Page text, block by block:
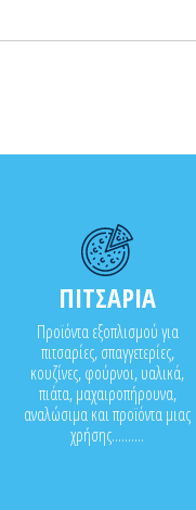
ΠΙΤΣΑΡΙΑ
Προϊόντα εξοπλισμού για
πιτσαρίες, σπαγγετερίες,
κουζίνες, φούρνοι, υαλικά,
πιάτα, μαχαιροπήρουνα,
αναλώσιμα και προϊόντα μιας
χρήσης..........